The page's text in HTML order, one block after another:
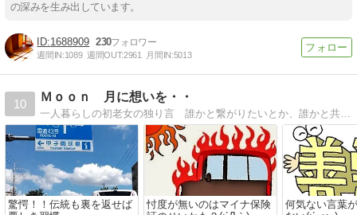
の深みを生み出しています。
1688909 230
週間IN:1089 週間OUT:2961 月間IN:5013
10
Ｍｏｏｎ 月に想いを・・
一人暮らしの初老女の独り言 誰かと繋がりたいとか、誰かと共感し合うなんてもういいの・・ 月に向かって独り言・・
驚愕！！伝統も裏を返せば
忖度が無いのはマイナ保険
何気ない言葉